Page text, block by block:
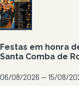
Festas em honra
Santa Comba de
06/08/2026 — 15/08/